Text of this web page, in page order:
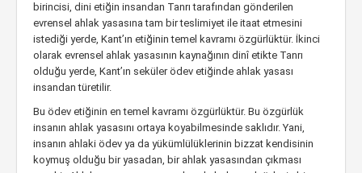
birincisi, dini etiğin insandan Tanrı tarafından gönderilen
evrensel ahlak yasasına tam bir teslimiyet ile itaat etmesini
istediği yerde, Kant’ın etiğinin temel kavramı özgürlüktür. İkinci
olarak evrensel ahlak yasasının kaynağının dinî etikte Tanrı
olduğu yerde, Kant’ın seküler ödev etiğinde ahlak yasası
insandan türetilir.
Bu ödev etiğinin en temel kavramı özgürlüktür. Bu özgürlük
insanın ahlak yasasını ortaya koyabilmesinde saklıdır. Yani,
insanın ahlaki ödev ya da yükümlülüklerinin bizzat kendisinin
koymuş olduğu bir yasadan, bir ahlak yasasından çıkması